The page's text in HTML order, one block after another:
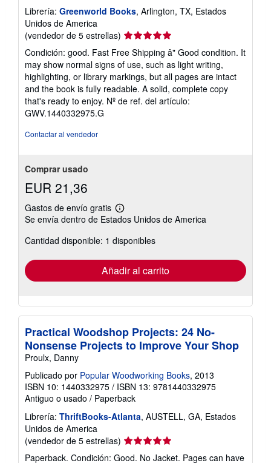
Librería: Greenworld Books, Arlington, TX, Estados
Unidos de America
(vendedor de 5 estrellas) Calificación
del
vendedor:
5
de
5
estrellas
Condición: good. Fast Free Shipping â" Good condition. It
may show normal signs of use, such as light writing,
highlighting, or library markings, but all pages are intact
and the book is fully readable. A solid, complete copy
that's ready to enjoy. Nº de ref. del artículo:
GWV.1440332975.G
Contactar al vendedor
Comprar usado
EUR 21,36
Gastos de envío gratis
Más
información
las
tarifas
envío
Se envía dentro de Estados Unidos de America
Cantidad disponible: 1 disponibles
Añadir al carrito
Practical Woodshop Projects: 24 No-
Nonsense Projects to Improve Your Shop
Proulx, Danny
Publicado por Popular Woodworking Books, 2013
ISBN 10: 1440332975 / ISBN 13: 9781440332975
Antiguo o usado / Paperback
Librería: ThriftBooks-Atlanta, AUSTELL, GA, Estados
Unidos de America
(vendedor de 5 estrellas) Calificación
del
Paperback. Condición: Good. No Jacket. Pages can have